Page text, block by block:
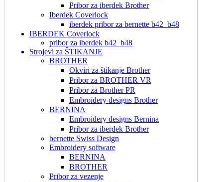
Pribor za iberdek Brother
Iberdek Coverlock
iberdek pribor za bernette b42_b48
IBERDEK Coverlock
pribor za iberdek b42_b48
Strojevi za ŠTIKANJE
BROTHER
Okviri za štikanje Brother
Pribor za BROTHER VR
Pribor za Brother PR
Embroidery designs Brother
BERNINA
Embroidery designs Bernina
Pribor za iberdek Brother
bernette Swiss Design
Embroidery software
BERNINA
BROTHER
Pribor za vezenje